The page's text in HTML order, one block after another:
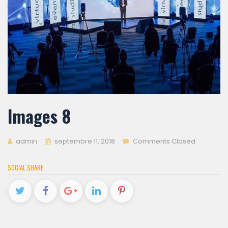
Images 8
admin septembre 11, 2018 Comments Closed
SOCIAL SHARE